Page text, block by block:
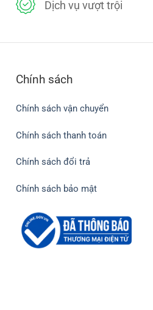
Dịch vụ vượt trội
Chính sách
Chính sách vận chuyển
Chính sách thanh toán
Chính sách đổi trả
Chính sách bảo mật